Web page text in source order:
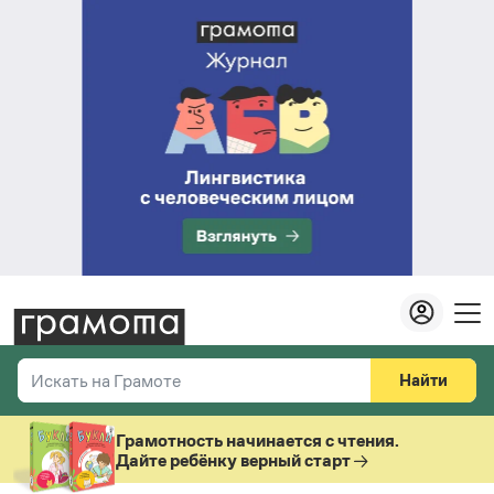
Искать на Грамоте
Справочная служба
Найти
Везде